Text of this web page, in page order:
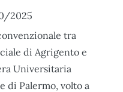
2025
tra
di Agrigento e
Universitaria
di Palermo, volto a